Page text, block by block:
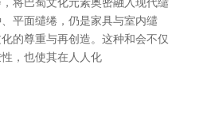
平面缱绻，仍是家具与室内缱
的尊重与再创造。这种和会不仅
，也使其在人人化